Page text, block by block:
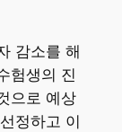
감소를 해
험생의 진
으로 예상
정하고 이